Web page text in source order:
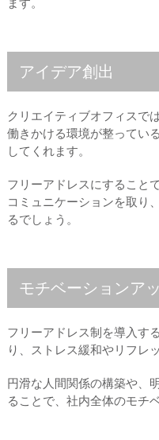
ます。
アイデア創出
クリエイティブオフィスで
働きかける環境が整ってい
してくれます。
フリーアドレスにすること
コミュニケーションを取り
るでしょう。
モチベーションア
フリーアドレス制を導入す
り、ストレス緩和やリフレ
円滑な人間関係の構築や、
ることで、社内全体のモチ